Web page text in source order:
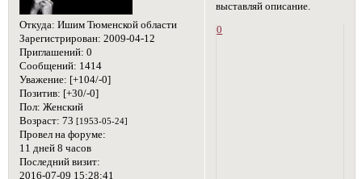
Откуда: Ишим Тюменской области
Зарегистрирован: 2009-04-12
Приглашений: 0
Сообщений: 1414
Уважение: [+104/-0]
Позитив: [+30/-0]
Пол: Женский
Возраст: 73 [1953-05-24]
Провел на форуме:
11 дней 8 часов
Последний визит:
2016-07-09 15:28:41
выставляй описание.
0